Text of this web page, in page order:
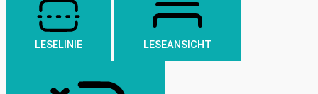
LESELINIE LESEANSICHT